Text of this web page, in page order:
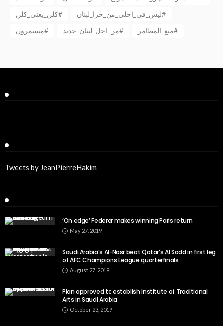
كلن_يعني_كلن#
ليش_في_احلى_من_خرا_لبنان#
مستمرون#
من_اجل_لبنان_جديد# منع_المطامر#
Tweets by JeanPierreHakim
‘On edge’ Federer makes winning Paris return
May 27, 2019
Saudi Arabia’s Al-Nasr beat Qatar’s Al Sadd in first leg
of AFC Champions League quarterfinals
August 27, 2019
Plan approved to establish Institute of Traditional
Arts in Saudi Arabia
October 23, 2019